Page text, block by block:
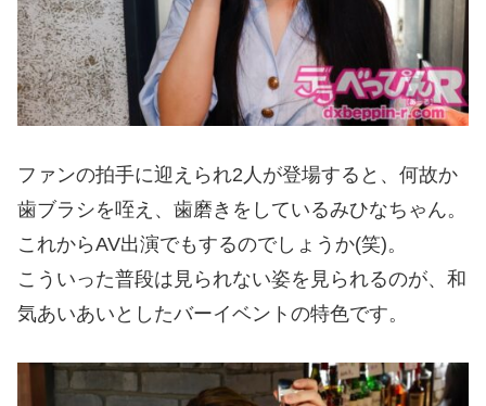
ファンの拍手に迎えられ2人が登場すると、何故か
歯ブラシを咥え、歯磨きをしているみひなちゃん。
これからAV出演でもするのでしょうか(笑)。
こういった普段は見られない姿を見られるのが、和
気あいあいとしたバーイベントの特色です。